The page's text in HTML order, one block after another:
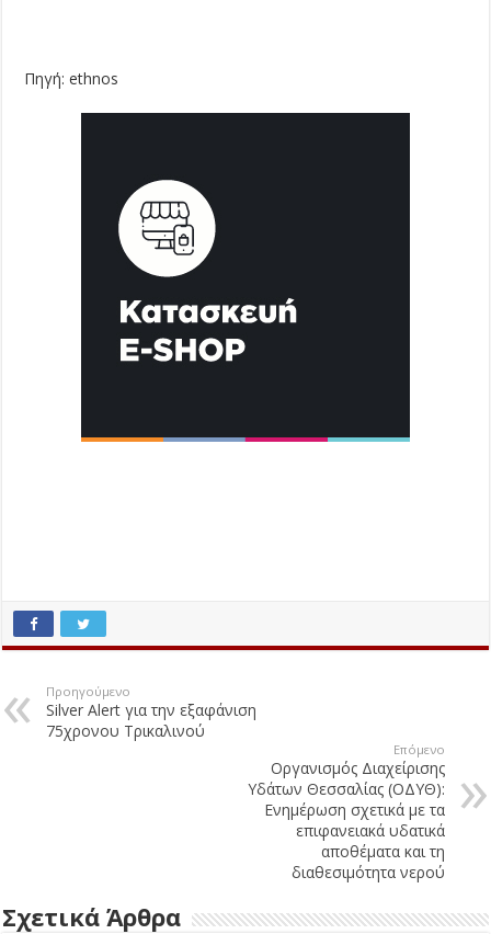
Πηγή: ethnos
Προηγούμενο
Silver Alert για την εξαφάνιση
75χρονου Τρικαλινού
Επόμενο
Οργανισμός Διαχείρισης
Υδάτων Θεσσαλίας (ΟΔΥΘ):
Ενημέρωση σχετικά με τα
επιφανειακά υδατικά
αποθέματα και τη
διαθεσιμότητα νερού
Σχετικά Άρθρα